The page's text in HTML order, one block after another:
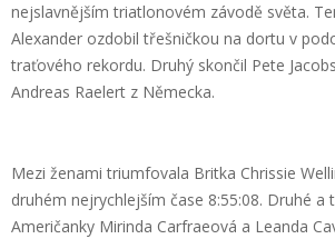
nejslavnějším triatlonovém závodě světa.
Alexander ozdobil třešničkou na dortu v
traťového rekordu. Druhý skončil Pete
Andreas Raelert z Německa.
Mezi ženami triumfovala Britka Chrissie
druhém nejrychlejším čase 8:55:08. Druhé
Američanky Mirinda Carfraeová a Leanda